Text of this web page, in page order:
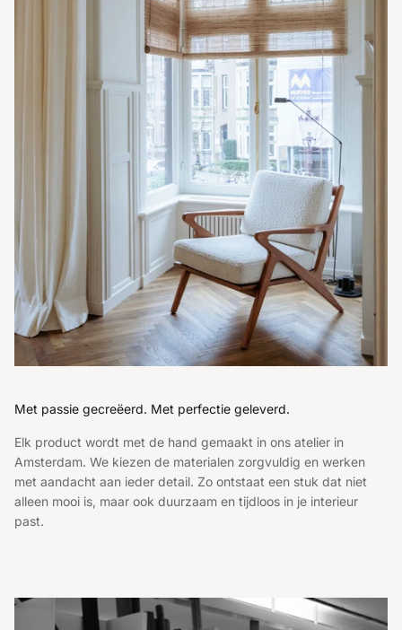
Met passie gecreëerd. Met perfectie geleverd.
Elk product wordt met de hand gemaakt in ons atelier in
Amsterdam. We kiezen de materialen zorgvuldig en werken
met aandacht aan ieder detail. Zo ontstaat een stuk dat niet
alleen mooi is, maar ook duurzaam en tijdloos in je interieur
past.